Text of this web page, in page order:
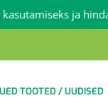
TOOTED / UUDISED
kasutamiseks ja